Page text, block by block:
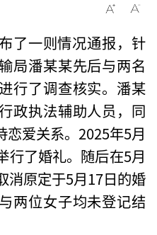
了一则情况通报，针
局潘某某先后与两名
行了调查核实。潘某
政执法辅助人员，同
爱关系。2025年5月
行了婚礼。随后在5月
消原定于5月17日的婚
两位女子均未登记结